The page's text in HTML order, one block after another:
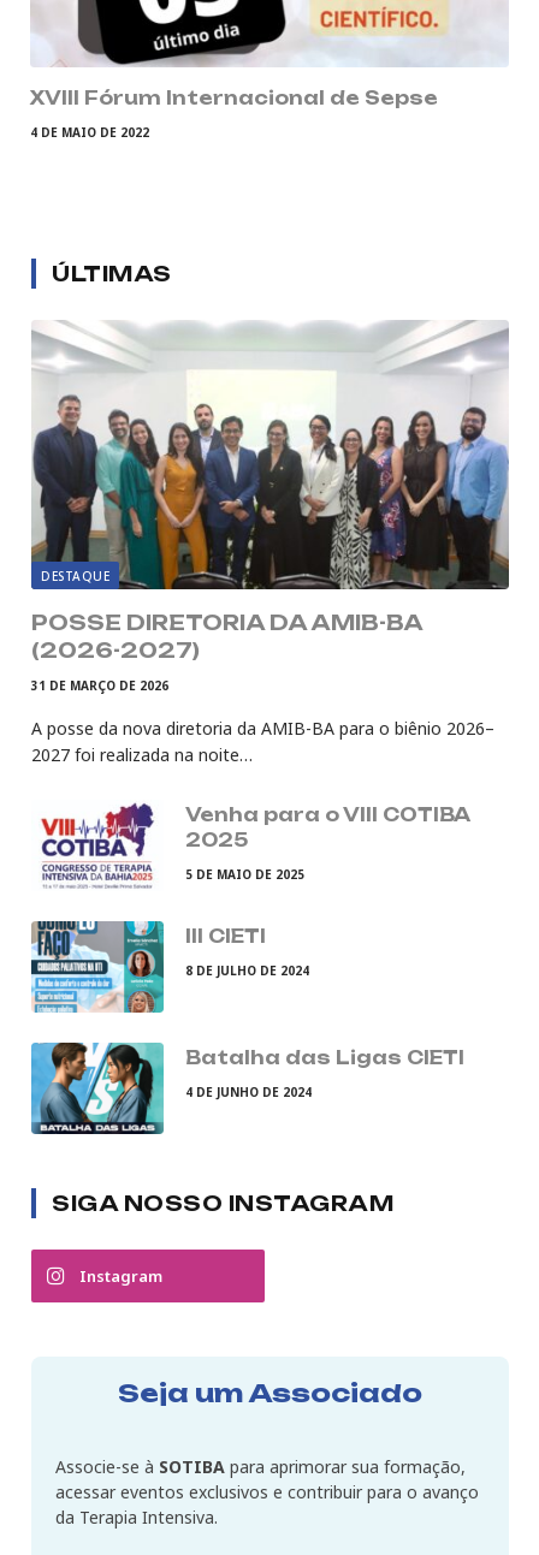
XVIII Fórum Internacional de Sepse
4 DE MAIO DE 2022
ÚLTIMAS
DESTAQUE
POSSE DIRETORIA DA AMIB-BA
(2026-2027)
31 DE MARÇO DE 2026
A posse da nova diretoria da AMIB-BA para o biênio 2026–
2027 foi realizada na noite…
Venha para o VIII COTIBA
2025
5 DE MAIO DE 2025
III CIETI
8 DE JULHO DE 2024
Batalha das Ligas CIETI
4 DE JUNHO DE 2024
SIGA NOSSO INSTAGRAM
Instagram
Seja um Associado
Associe-se à SOTIBA para aprimorar sua formação,
acessar eventos exclusivos e contribuir para o avanço
da Terapia Intensiva.